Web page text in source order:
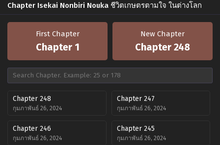
Chapter Isekai Nonbiri Nouka ชีวิตเกษตรตามใจ ในต่างโลก
First Chapter
Chapter 1
New Chapter
Chapter 248
Chapter 248
กุมภาพันธ์ 26, 2024
Chapter 247
กุมภาพันธ์ 26, 2024
Chapter 246
กุมภาพันธ์ 26, 2024
Chapter 245
กุมภาพันธ์ 26, 2024